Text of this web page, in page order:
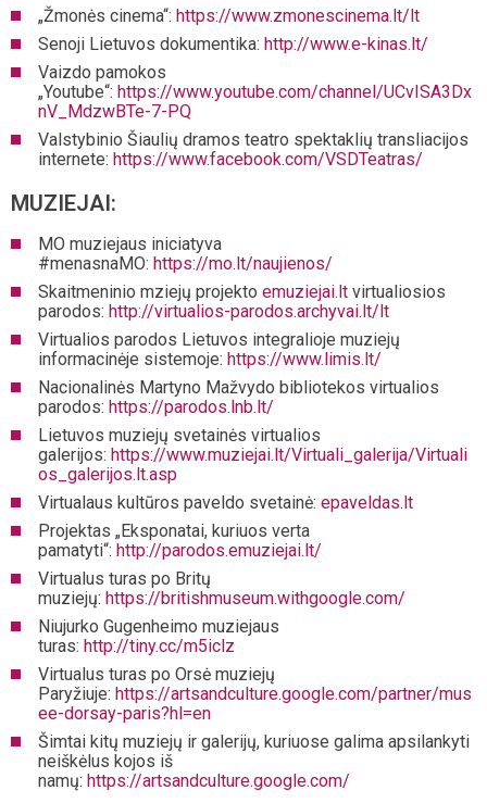
„Žmonės cinema“: https://www.zmonescinema.lt/lt
Senoji Lietuvos dokumentika: http://www.e-kinas.lt/
Vaizdo pamokos
„Youtube“: https://www.youtube.com/channel/UCvISA3Dx
nV_MdzwBTe-7-PQ
Valstybinio Šiaulių dramos teatro spektaklių transliacijos
internete: https://www.facebook.com/VSDTeatras/
MUZIEJAI:
MO muziejaus iniciatyva
#menasnaMO: https://mo.lt/naujienos/
Skaitmeninio mziejų projekto emuziejai.lt virtualiosios
parodos: http://virtualios-parodos.archyvai.lt/lt
Virtualios parodos Lietuvos integralioje muziejų
informacinėje sistemoje: https://www.limis.lt/
Nacionalinės Martyno Mažvydo bibliotekos virtualios
parodos: https://parodos.lnb.lt/
Lietuvos muziejų svetainės virtualios
galerijos: https://www.muziejai.lt/Virtuali_galerija/Virtuali
os_galerijos.lt.asp
Virtualaus kultūros paveldo svetainė: epaveldas.lt
Projektas „Eksponatai, kuriuos verta
pamatyti“: http://parodos.emuziejai.lt/
Virtualus turas po Britų
muziejų: https://britishmuseum.withgoogle.com/
Niujurko Gugenheimo muziejaus
turas: http://tiny.cc/m5iclz
Virtualus turas po Orsė muziejų
Paryžiuje: https://artsandculture.google.com/partner/mus
ee-dorsay-paris?hl=en
Šimtai kitų muziejų ir galerijų, kuriuose galima apsilankyti
neiškėlus kojos iš
namų: https://artsandculture.google.com/